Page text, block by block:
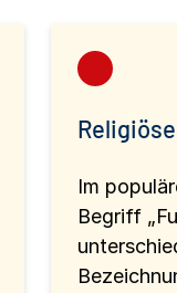
Im
Begriff